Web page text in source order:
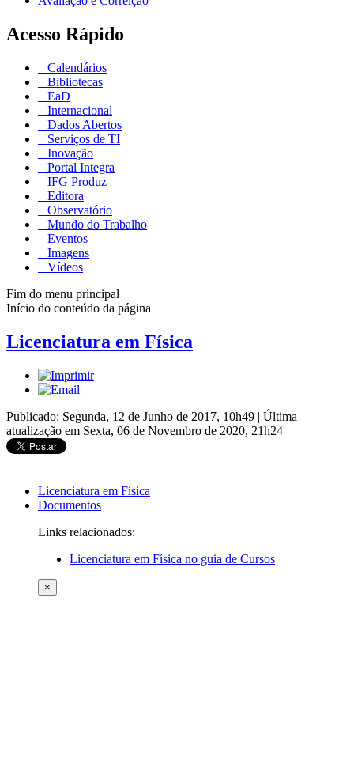
Acesso Rápido
Calendários
Bibliotecas
EaD
Internacional
Dados Abertos
Serviços de TI
Inovação
Portal Integra
IFG Produz
Editora
Observatório
Mundo do Trabalho
Eventos
Imagens
Vídeos
Fim do menu principal
Início do conteúdo da página
Licenciatura em Física
Publicado: Segunda, 12 de Junho de 2017, 10h49 | Última
atualização em Sexta, 06 de Novembro de 2020, 21h24
Licenciatura em Física
Documentos
Links relacionados:
Licenciatura em Física no guia de Cursos
×